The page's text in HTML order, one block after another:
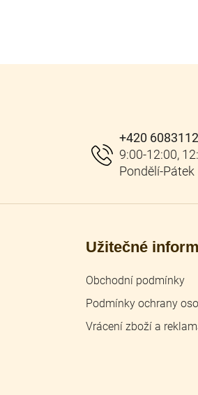
+420
Užitečné
Obchodní podmínky
Podmínky ochrany
Vrácení zboží a